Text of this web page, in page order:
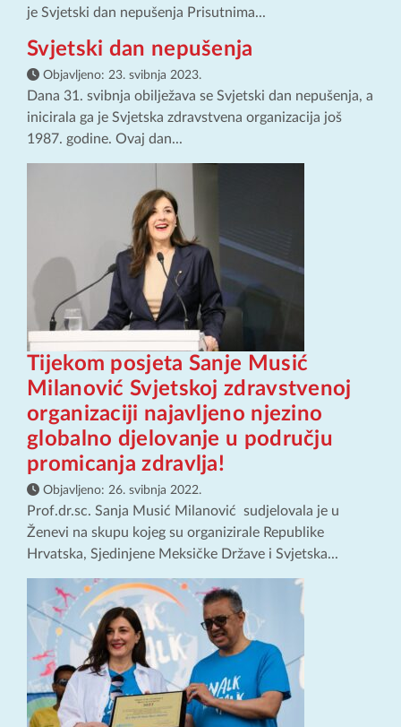
je Svjetski dan nepušenja Prisutnima...
Svjetski dan nepušenja
Objavljeno: 23. svibnja 2023.
Dana 31. svibnja obilježava se Svjetski dan nepušenja, a
inicirala ga je Svjetska zdravstvena organizacija još
1987. godine. Ovaj dan...
Tijekom posjeta Sanje Musić
Milanović Svjetskoj zdravstvenoj
organizaciji najavljeno njezino
globalno djelovanje u području
promicanja zdravlja!
Objavljeno: 26. svibnja 2022.
Prof.dr.sc. Sanja Musić Milanović sudjelovala je u
Ženevi na skupu kojeg su organizirale Republike
Hrvatska, Sjedinjene Meksičke Države i Svjetska...